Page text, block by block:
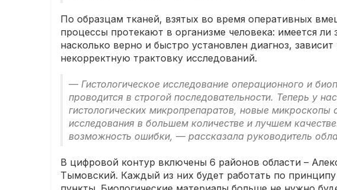
По образцам тканей, взятых во время оперативных
процессы протекают в организме человека: имеется ли
насколько верно и быстро установлен диагноз,
некорректную трактовку исследований.
— Гистологическое исследование операционного и
проводится в строгой последовательности. Теперь у
гистологических микропрепаратов, новые
исследования в большем количестве и лучшем
возможность ошибки, — рассказала руководитель
В цифровой контур включены 6 районов области –
Тымовский. Каждый из них будет работать по